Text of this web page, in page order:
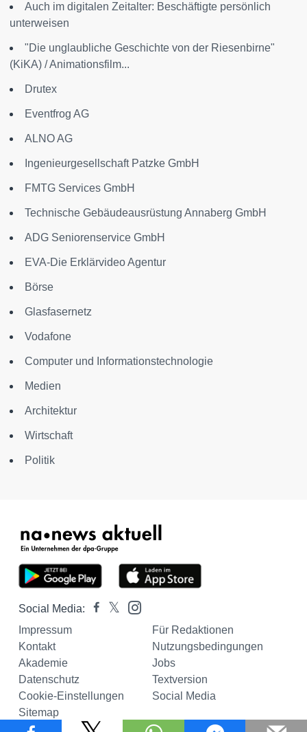
Auch im digitalen Zeitalter: Beschäftigte persönlich
unterweisen
"Die unglaubliche Geschichte von der Riesenbirne"
(KiKA) / Animationsfilm...
Drutex
Eventfrog AG
ALNO AG
Ingenieurgesellschaft Patzke GmbH
FMTG Services GmbH
Technische Gebäudeausrüstung Annaberg GmbH
ADG Seniorenservice GmbH
EVA-Die Erklärvideo Agentur
Börse
Glasfasernetz
Vodafone
Computer und Informationstechnologie
Medien
Architektur
Wirtschaft
Politik
Social Media:
Impressum
Für Redaktionen
Kontakt
Nutzungsbedingungen
Akademie
Jobs
Datenschutz
Textversion
Cookie-Einstellungen
Social Media
Sitemap